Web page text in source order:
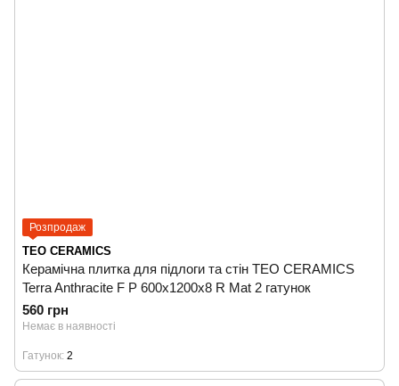
Розпродаж
TEO CERAMICS
Керамічна плитка для підлоги та стін TEO CERAMICS
Terra Anthracite F P 600x1200x8 R Mat 2 гатунок
560 грн
Немає в наявності
Гатунок 2